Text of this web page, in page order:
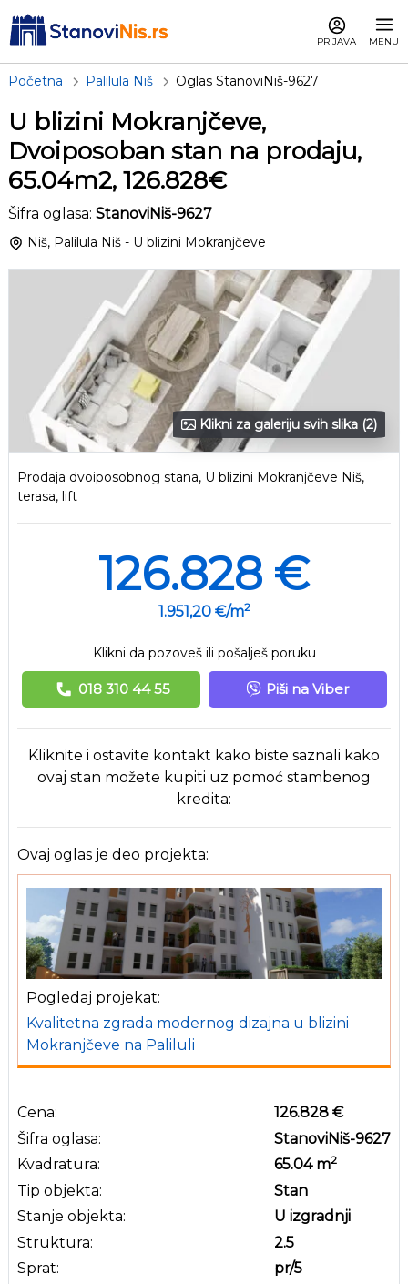
PRIJAVA MENU
Početna Palilula Niš Oglas StanoviNiš-9627
U blizini Mokranjčeve,
Dvoiposoban stan na prodaju,
65.04m2, 126.828€
Šifra oglasa: StanoviNiš-9627
Niš, Palilula Niš - U blizini Mokranjčeve
Klikni za galeriju svih slika (2)
Prodaja dvoiposobnog stana, U blizini Mokranjčeve Niš,
terasa, lift
126.828 €
1.951,20 €/m2
Klikni da pozoveš ili pošalješ poruku
018 310 44 55 Piši na Viber
Kliknite i ostavite kontakt kako biste saznali kako
ovaj stan možete kupiti uz pomoć stambenog
kredita:
Ovaj oglas je deo projekta:
Pogledaj projekat:
Kvalitetna zgrada modernog dizajna u blizini
Mokranjčeve na Paliluli
Cena:
Šifra oglasa:
Kvadratura:
Tip objekta:
Stanje objekta:
Struktura:
Sprat:
126.828 €
StanoviNiš-9627
65.04m2
Stan
U izgradnji
2.5
pr/5